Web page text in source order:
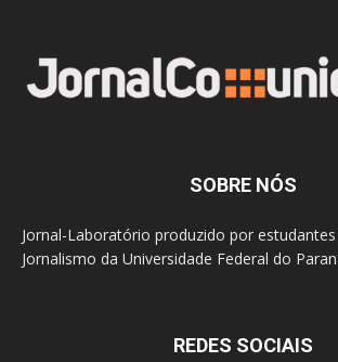
SOBRE NÓS
Jornal-Laboratório produzido por
Jornalismo da Universidade Federal do
REDES SOCIAIS